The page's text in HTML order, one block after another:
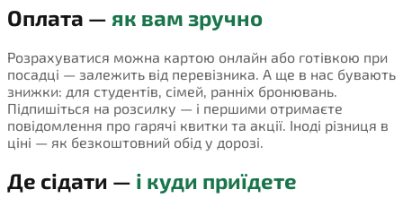
Оплата — як вам зручно
Розрахуватися можна картою онлайн або готівкою при
посадці — залежить від перевізника. А ще в нас бувають
знижки: для студентів, сімей, ранніх бронювань.
Підпишіться на розсилку — і першими отримаєте
повідомлення про гарячі квитки та акції. Іноді різниця в
ціні — як безкоштовний обід у дорозі.
Де сідати — і куди приїдете